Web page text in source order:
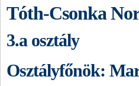
Tóth-Csonka
3.a osztály
Osztályfőnök: